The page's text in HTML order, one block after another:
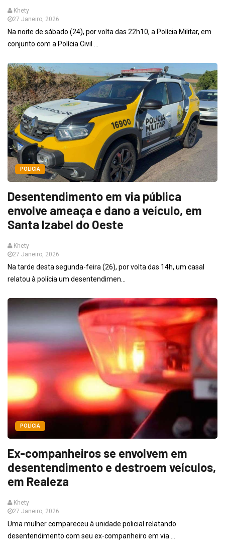
Khety
27 Janeiro, 2026
Na noite de sábado (24), por volta das 22h10, a Polícia Militar, em
conjunto com a Polícia Civil ...
POLÍCIA
Desentendimento em via pública
envolve ameaça e dano a veículo, em
Santa Izabel do Oeste
Khety
27 Janeiro, 2026
Na tarde desta segunda-feira (26), por volta das 14h, um casal
relatou à polícia um desentendimen...
POLÍCIA
Ex-companheiros se envolvem em
desentendimento e destroem veículos,
em Realeza
Khety
27 Janeiro, 2026
Uma mulher compareceu à unidade policial relatando
desentendimento com seu ex-companheiro em via ...